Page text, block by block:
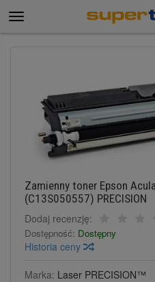
Zamienny toner Epson
(C13S050557) PRECISION
Dodaj recenzję:
Dostępność: Dostępny
Historia ceny
Marka: Laser PRECISION™